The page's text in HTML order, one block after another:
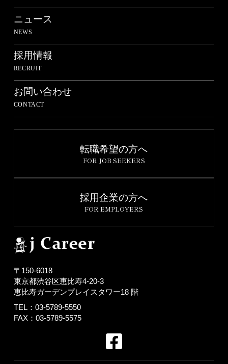
〒150-6018
東京都渋谷区恵比寿4-20-3
恵比寿ガーデンプレイスタワー18 階
TEL：03-5789-5550
FAX：03-5789-5575
ニュース
NEWS
採用情報
RECRUIT
お問い合わせ
CONTACT
転職希望の方へ
FOR JOB SEEKERS
採用企業の方へ
FOR EMPLOYERS